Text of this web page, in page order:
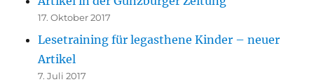
17. Oktober 2017
Lesetraining für legasthene Kinder – neuer
Artikel
7. Juli 2017